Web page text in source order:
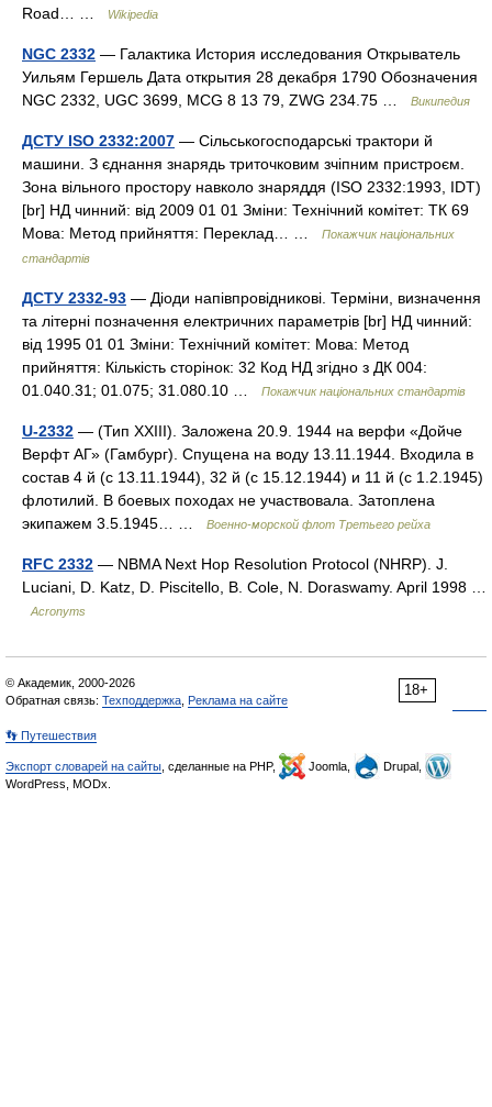
Road… …
Wikipedia
NGC 2332 — Галактика История исследования Открыватель
Уильям Гершель Дата открытия 28 декабря 1790 Обозначения
NGC 2332, UGC 3699, MCG 8 13 79, ZWG 234.75 …
Википедия
ДСТУ ISO 2332:2007 — Сільськогосподарські трактори й
машини. З єднання знарядь триточковим зчіпним пристроєм.
Зона вільного простору навколо знаряддя (ISO 2332:1993, IDT)
[br] НД чинний: від 2009 01 01 Зміни: Технічний комітет: ТК 69
Мова: Метод прийняття: Переклад… …
Покажчик національних
стандартів
ДСТУ 2332-93 — Діоди напівпровідникові. Терміни, визначення
та літерні позначення електричних параметрів [br] НД чинний:
від 1995 01 01 Зміни: Технічний комітет: Мова: Метод
прийняття: Кількість сторінок: 32 Код НД згідно з ДК 004:
01.040.31; 01.075; 31.080.10 …
Покажчик національних стандартів
U-2332 — (Тип XXIII). Заложена 20.9. 1944 на верфи «Дойче
Верфт АГ» (Гамбург). Спущена на воду 13.11.1944. Входила в
состав 4 й (с 13.11.1944), 32 й (с 15.12.1944) и 11 й (с 1.2.1945)
флотилий. В боевых походах не участвовала. Затоплена
экипажем 3.5.1945… …
Военно-морской флот Третьего рейха
RFC 2332 — NBMA Next Hop Resolution Protocol (NHRP). J.
Luciani, D. Katz, D. Piscitello, B. Cole, N. Doraswamy. April 1998 …
Acronyms
18+
© Академик, 2000-2026
Обратная связь: Техподдержка Реклама на сайте
👣 Путешествия
Экспорт словарей на сайты , сделанные на PHP, Joomla,
Drupal,
WordPress, MODx.